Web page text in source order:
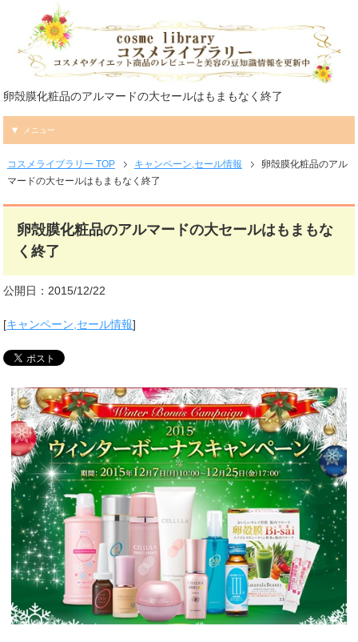
卵殻膜化粧品のアルマードの大セールはもまもなく終了
メニュー
コスメライブラリー TOP キャンペーン,セール情報
卵殻膜化粧品のアル
マードの大セールはもまもなく終了
卵殻膜化粧品のアルマードの大セールはもまもな
く終了
公開日：2015/12/22
[キャンペーン,セール情報]